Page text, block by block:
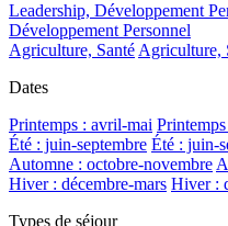
Leadership, Développement
Développement Personnel
Agriculture, Santé Agriculture,
Dates
Printemps : avril-mai
Été : juin-septembre Été : juin-
Automne : octobre-novembre
Hiver : décembre-mars Hiver :
Types de séjour